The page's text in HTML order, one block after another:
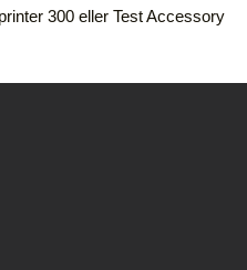
300 eller Test Accessory